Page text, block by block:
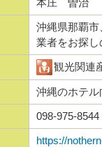
本庄 曽治
沖縄県那覇
業者をお探
観光関連
沖縄のホテ
098-975-8544
https://